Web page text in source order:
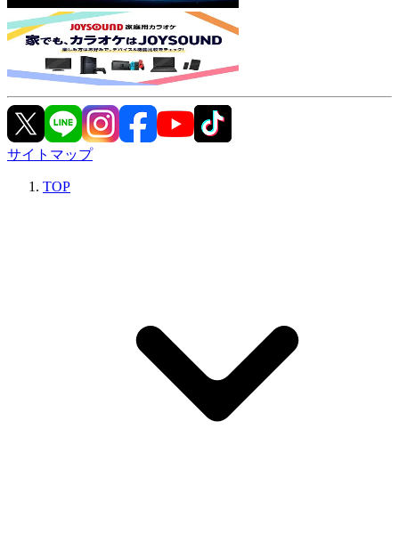
サイトマップ
TOP